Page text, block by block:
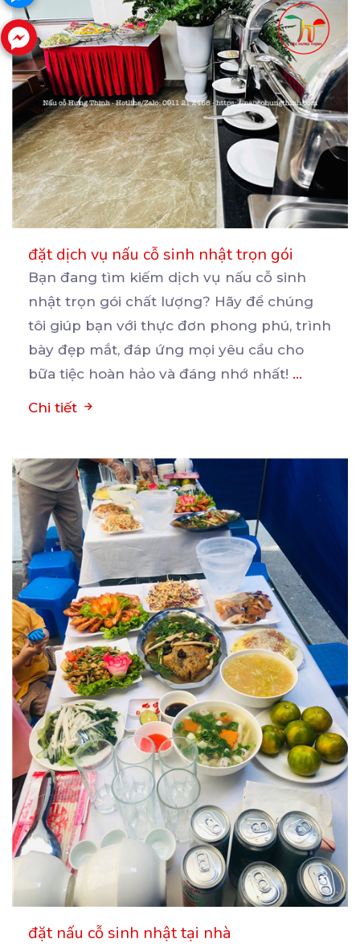
đặt dịch vụ nấu cỗ sinh nhật trọn gói
Bạn đang tìm kiếm dịch vụ nấu cỗ sinh
nhật trọn gói chất lượng? Hãy để chúng
tôi giúp bạn với thực đơn phong phú, trình
bày đẹp mắt, đáp ứng mọi yêu cầu cho
bữa tiệc hoàn hảo và đáng nhớ nhất! ...
Chi tiết
đặt nấu cỗ sinh nhật tại nhà